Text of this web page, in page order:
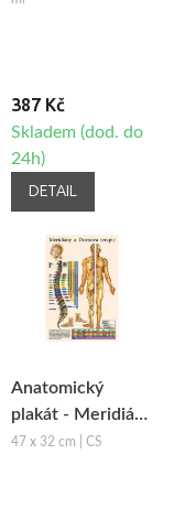
387 Kč
Skladem (dod. do
24h)
DETAIL
Anatomický
plakát - Meridiány
a Dornova terapie
47 x 32 cm | CS